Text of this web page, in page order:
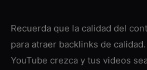
Recuerda que la calidad del
para atraer backlinks de
YouTube crezca y tus videos